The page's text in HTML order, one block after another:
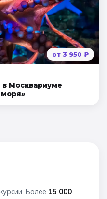
от 3 950 ₽
в Москвариуме
Более 15 000